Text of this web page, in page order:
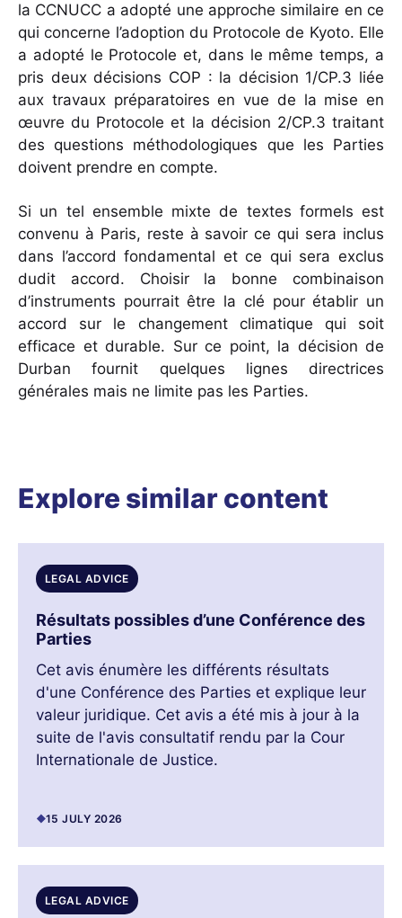
la CCNUCC a adopté une approche similaire en ce
qui concerne l’adoption du Protocole de Kyoto. Elle
a adopté le Protocole et, dans le même temps, a
pris deux décisions COP : la décision 1/CP.3 liée
aux travaux préparatoires en vue de la mise en
œuvre du Protocole et la décision 2/CP.3 traitant
des questions méthodologiques que les Parties
doivent prendre en compte.
Si un tel ensemble mixte de textes formels est
convenu à Paris, reste à savoir ce qui sera inclus
dans l’accord fondamental et ce qui sera exclus
dudit accord. Choisir la bonne combinaison
d’instruments pourrait être la clé pour établir un
accord sur le changement climatique qui soit
efficace et durable. Sur ce point, la décision de
Durban fournit quelques lignes directrices
générales mais ne limite pas les Parties.
Explore similar content
LEGAL ADVICE
Résultats possibles d’une Conférence des
Parties
Cet avis énumère les différents résultats
d'une Conférence des Parties et explique leur
valeur juridique. Cet avis a été mis à jour à la
suite de l'avis consultatif rendu par la Cour
Internationale de Justice.
15 JULY 2026
LEGAL ADVICE